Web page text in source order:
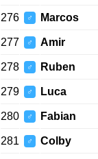
276 ♂ Marcos
277 ♂ Amir
278 ♂ Ruben
279 ♂ Luca
280 ♂ Fabian
281 ♂ Colby